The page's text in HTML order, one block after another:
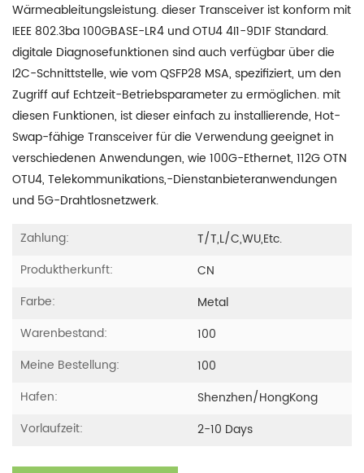
Wärmeableitungsleistung. dieser Transceiver ist konform mit
IEEE 802.3ba 100GBASE-LR4 und OTU4 4I1-9D1F Standard.
digitale Diagnosefunktionen sind auch verfügbar über die
I2C-Schnittstelle, wie vom QSFP28 MSA, spezifiziert, um den
Zugriff auf Echtzeit-Betriebsparameter zu ermöglichen. mit
diesen Funktionen, ist dieser einfach zu installierende, Hot-
Swap-fähige Transceiver für die Verwendung geeignet in
verschiedenen Anwendungen, wie 100G-Ethernet, 112G OTN
OTU4, Telekommunikations,-Dienstanbieteranwendungen
und 5G-Drahtlosnetzwerk.
Zahlung:
T/T,L/C,WU,etc.
Produktherkunft:
CN
Farbe:
Metal
Warenbestand:
100
Meine Bestellung:
100
Hafen:
Shenzhen/HongKong
Vorlaufzeit:
2-10 Days